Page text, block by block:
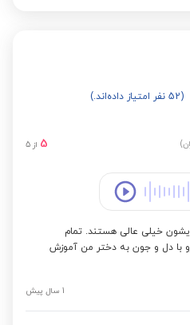
(52 نفر امتیاز داده‌اند.)
5 از 5
خیلی عالی هستند. تمام
با دل و جون به دختر من آموزش
1 سال پیش